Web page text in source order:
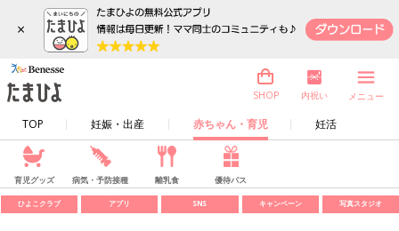
×
TOP 妊娠・出産 赤ちゃん・育児 妊活
SHOP 内祝い メニュー
育児グッズ 病気・予防接種 離乳食 優待パス
ひよこクラブ アプリ SNS キャンペーン 写真スタジオ